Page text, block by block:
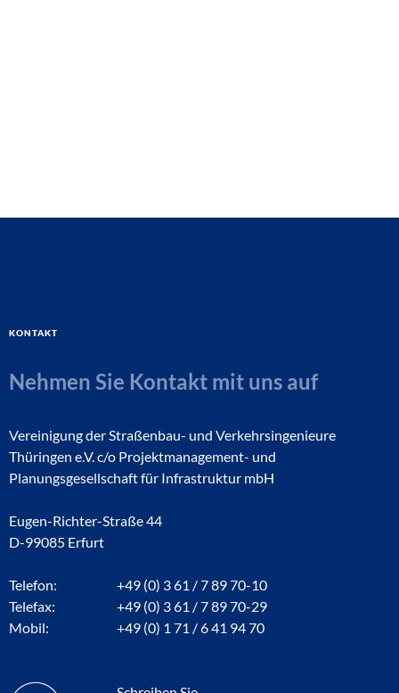
Kontakt
Nehmen Sie Kontakt mit uns auf
Vereinigung der Straßenbau- und Verkehrsingenieure
Thüringen e.V. c/o Projektmanagement- und
Planungsgesellschaft für Infrastruktur mbH
Eugen-Richter-Straße 44
D-99085 Erfurt
Telefon:
+49 (0) 3 61 / 7 89 70-10
Telefax:
+49 (0) 3 61 / 7 89 70-29
Mobil:
+49 (0) 1 71 / 6 41 94 70